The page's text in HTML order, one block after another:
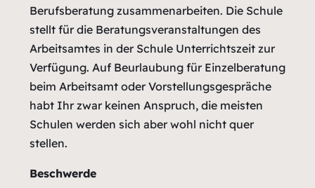
Berufsberatung zusammenarbeiten. Die Schule
stellt für die Beratungsveranstaltungen des
Arbeitsamtes in der Schule Unterrichtszeit zur
Verfügung. Auf Beurlaubung für Einzelberatung
beim Arbeitsamt oder Vorstellungsgespräche
habt Ihr zwar keinen Anspruch, die meisten
Schulen werden sich aber wohl nicht quer
stellen.
Beschwerde